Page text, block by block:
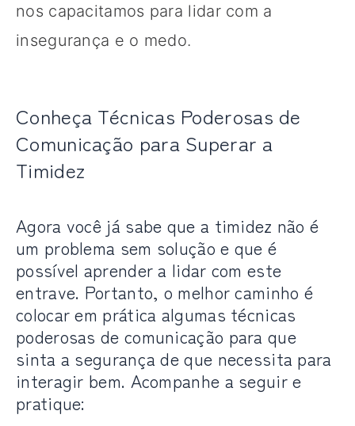
nos capacitamos para lidar com a
insegurança e o medo.
Conheça Técnicas Poderosas de
Comunicação para Superar a
Timidez
Agora você já sabe que a timidez não é
um problema sem solução e que é
possível aprender a lidar com este
entrave. Portanto, o melhor caminho é
colocar em prática algumas técnicas
poderosas de comunicação para que
sinta a segurança de que necessita para
interagir bem. Acompanhe a seguir e
pratique: